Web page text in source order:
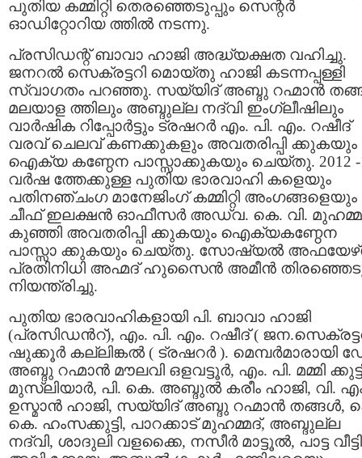
പുതിയ കമ്മിറ്റി തെരഞ്ഞെടുപ്പും സെന്റര്‍
ഓഡിറ്റോറിയ ത്തില്‍ നടന്നു.
പ്രസിഡന്റ് ബാവാ ഹാജി അദ്ധ്യക്ഷത വഹിച്ചു.
ജനറല്‍ സെക്രട്ടറി മൊയ്തു ഹാജി കടന്നപ്പള്ളി
സ്വാഗതം പറഞ്ഞു. സയ്യിദ് അബ്ദു റഹ്മാന്‍
മലയാള ത്തിലും അബ്ദുല്ല നദ്‌വി ഇംഗ്ലീഷിലും
വാര്‍ഷിക റിപ്പോര്‍ട്ടും ട്രഷറര്‍ എം. പി. എം. റഷീദ്
വരവ്‌ ചെലവ് കണക്കുകളും അവതരിപ്പി ക്കുകയും
ഐക്യ കണ്ഠേന പാസ്സാക്കുകയും ചെയ്തു. 2012 -
വര്‍ഷ ത്തേക്കുള്ള പുതിയ ഭാരവാഹി കളെയും
പതിനഞ്ചംഗ മാനേജിംഗ് കമ്മിറ്റി അംഗങ്ങളെയും
ചീഫ് ഇലക്ഷന്‍ ഓഫീസര്‍ അഡ്വ. കെ. വി.
കുഞ്ഞി അവതരിപ്പി ക്കുകയും ഐക്യകണ്ഠേന
പാസ്സാ ക്കുകയും ചെയ്തു. സോഷ്യല്‍
പ്രതിനിധി അഹ്മദ് ഹുസൈന്‍ അമീന്‍
നിയന്ത്രിച്ചു.
പുതിയ ഭാരവാഹികളായി പി. ബാവാ ഹാജി
(പ്രസിഡന്‍റ്), എം. പി. എം. റഷീദ് (
ഷുക്കൂര്‍ കല്ലിങ്കല്‍ ( ട്രഷറര്‍ ). മെമ്പര്‍മാരായി
അബ്ദു റഹ്മാന്‍ മൗലവി ഒളവട്ടൂര്‍, എം. പി. മമ്മി
മുസ്‌ലിയാര്‍, പി. കെ. അബ്ദുല്‍ കരീം ഹാജി, വി.
ഉസ്മാന്‍ ഹാജി, സയ്യിദ് അബ്ദു റഹ്മാന്‍ തങ്ങള്‍,
കെ. ഹംസക്കുട്ടി, പാറക്കാട് മുഹമ്മദ്, അബ്ദുല്ല
നദ്‌വി, ശാദുലി വളക്കൈ, നസീര്‍ മാട്ടൂല്‍, പാട്ട